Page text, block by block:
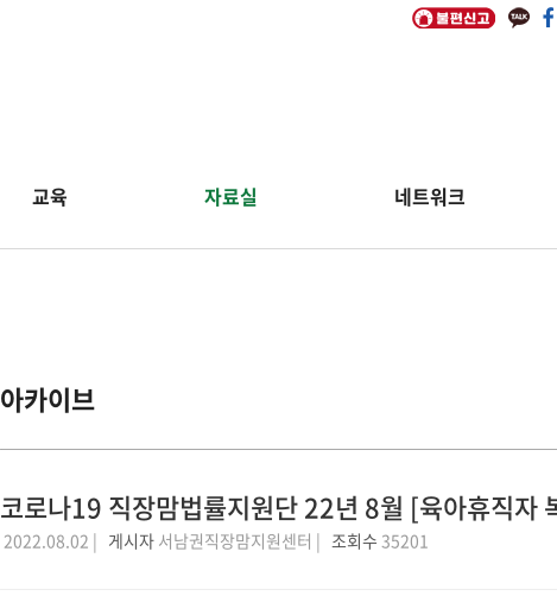
교육 자료실 네트워크
아카이브
코로나19 직장맘법률지원단 22년 8월 [육아휴직자
2022.08.02 | 게시자서남권직장맘지원센터 | 조회수 35201